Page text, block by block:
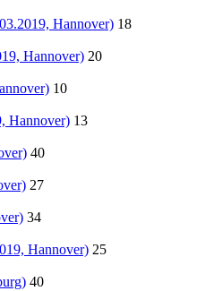
Hannover) 18
Hannover) 20
10
Hannover) 13
40
27
34
Hannover) 25
40